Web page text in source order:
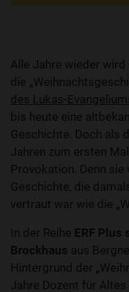
Alle Jahre wieder wird
die
des Lukas-
bis heute eine
Geschichte. Doch als
Jahren zum ersten
Provokation. Denn
Geschichte, die
vertraut war wie die
In der Reihe ERF Plus
Brockhaus aus
Hintergrund der
Jahre Dozent für